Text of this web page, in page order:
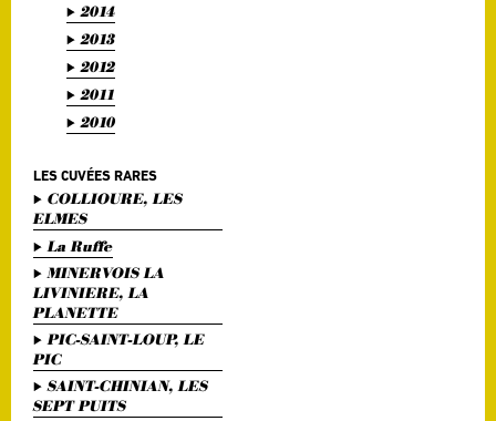
2014
2013
2012
2011
2010
LES CUVÉES RARES
COLLIOURE, LES
ELMES
La Ruffe
MINERVOIS LA
LIVINIERE, LA
PLANETTE
PIC-SAINT-LOUP, LE
PIC
SAINT-CHINIAN, LES
SEPT PUITS